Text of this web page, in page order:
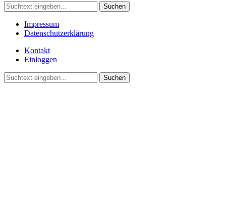
Suchen
Impressum
Datenschutzerklärung
Kontakt
Einloggen
Suchen